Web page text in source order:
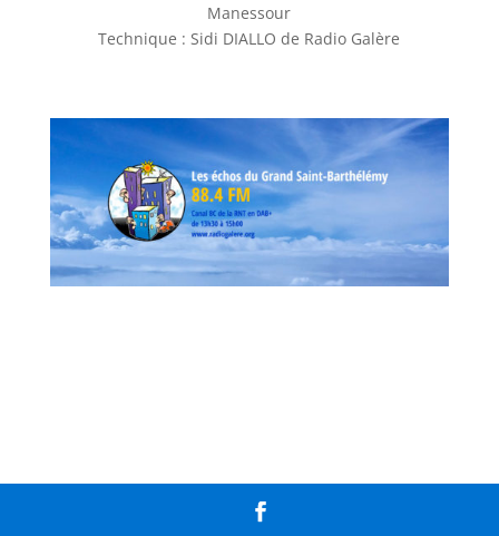
Manessour
Technique : Sidi DIALLO de Radio Galère